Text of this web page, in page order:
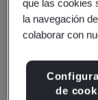
que las cookies
la navegación
colaborar con
de